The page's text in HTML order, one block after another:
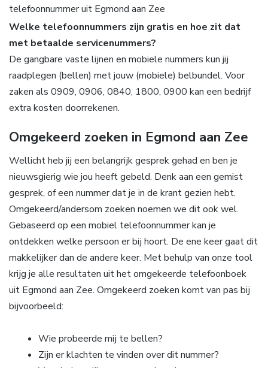
telefoonnummer uit Egmond aan Zee
Welke telefoonnummers zijn gratis en hoe zit dat
met betaalde servicenummers?
De gangbare vaste lijnen en mobiele nummers kun jij
raadplegen (bellen) met jouw (mobiele) belbundel. Voor
zaken als 0909, 0906, 0840, 1800, 0900 kan een bedrijf
extra kosten doorrekenen.
Omgekeerd zoeken in Egmond aan Zee
Wellicht heb jij een belangrijk gesprek gehad en ben je
nieuwsgierig wie jou heeft gebeld. Denk aan een gemist
gesprek, of een nummer dat je in de krant gezien hebt.
Omgekeerd/andersom zoeken noemen we dit ook wel.
Gebaseerd op een mobiel telefoonnummer kan je
ontdekken welke persoon er bij hoort. De ene keer gaat dit
makkelijker dan de andere keer. Met behulp van onze tool
krijg je alle resultaten uit het omgekeerde telefoonboek
uit Egmond aan Zee. Omgekeerd zoeken komt van pas bij
bijvoorbeeld:
Wie probeerde mij te bellen?
Zijn er klachten te vinden over dit nummer?